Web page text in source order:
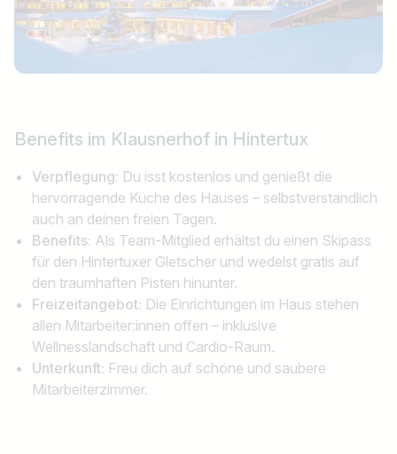
Benefits im Klausnerhof in Hintertux
Verpflegung: Du isst kostenlos und genießt die
hervorragende Küche des Hauses – selbstverständlich
auch an deinen freien Tagen.
Benefits: Als Team-Mitglied erhältst du einen Skipass
für den Hintertuxer Gletscher und wedelst gratis auf
den traumhaften Pisten hinunter.
Freizeitangebot: Die Einrichtungen im Haus stehen
allen Mitarbeiter:innen offen – inklusive
Wellnesslandschaft und Cardio-Raum.
Unterkunft: Freu dich auf schöne und saubere
Mitarbeiterzimmer.